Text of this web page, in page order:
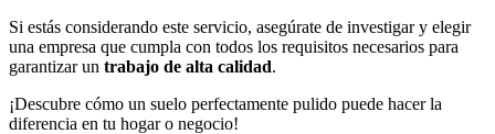
Si estás considerando este servicio, asegúrate de investigar y elegir
una empresa que cumpla con todos los requisitos necesarios para
garantizar un trabajo de alta calidad.
¡Descubre cómo un suelo perfectamente pulido puede hacer la
diferencia en tu hogar o negocio!